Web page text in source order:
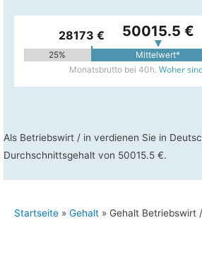
28173 € 50015.5 €
25% Mittelwert*
Monatsbrutto bei 40h. Woher
Als Betriebswirt / in verdienen Sie in
Durchschnittsgehalt von 50015.5 €.
Startseite » Gehalt » Gehalt Betriebswirt